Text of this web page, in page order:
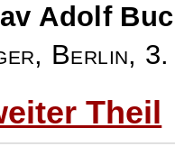
Adolf
Berlin,
Theil